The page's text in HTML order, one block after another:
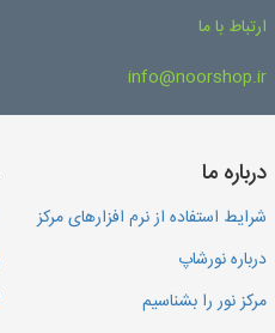
ارتباط با ما
info@noorshop.ir
درباره ما
شرایط استفاده از نرم افزارهای مرکز
درباره نورشاپ
مرکز نور را بشناسیم